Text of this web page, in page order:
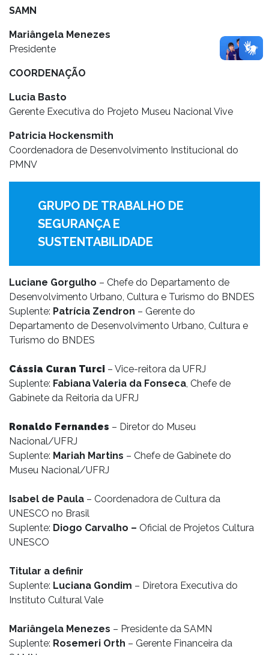
SAMN
Mariângela Menezes
Presidente
COORDENAÇÃO
Lucia Basto
Gerente Executiva do Projeto Museu Nacional Vive
Patricia Hockensmith
Coordenadora de Desenvolvimento Institucional do
PMNV
GRUPO DE TRABALHO DE
SEGURANÇA E
SUSTENTABILIDADE
Luciane Gorgulho – Chefe do Departamento de
Desenvolvimento Urbano, Cultura e Turismo do BNDES
Suplente: Patrícia Zendron – Gerente do
Departamento de Desenvolvimento Urbano, Cultura e
Turismo do BNDES
Cássia Curan Turci – Vice-reitora da UFRJ
Suplente: Fabiana Valeria da Fonseca, Chefe de
Gabinete da Reitoria da UFRJ
Ronaldo Fernandes – Diretor do Museu
Nacional/UFRJ
Suplente: Mariah Martins – Chefe de Gabinete do
Museu Nacional/UFRJ
Isabel de Paula – Coordenadora de Cultura da
UNESCO no Brasil
Suplente: Diogo Carvalho – Oficial de Projetos Cultura
UNESCO
Titular a definir
Suplente: Luciana Gondim – Diretora Executiva do
Instituto Cultural Vale
Mariângela Menezes – Presidente da SAMN
Suplente: Rosemeri Orth – Gerente Financeira da